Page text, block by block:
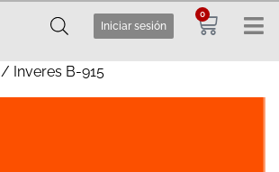
Iniciar sesión
0
/ Inveres B-915